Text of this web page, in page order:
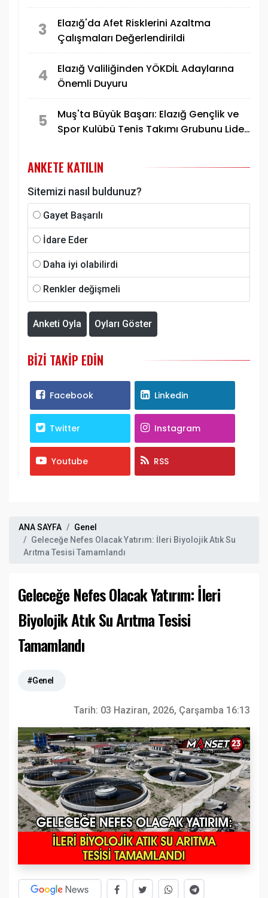
3
Elazığ'da Afet Risklerini Azaltma
Çalışmaları Değerlendirildi
4
Elazığ Valiliğinden YÖKDİL Adaylarına
Önemli Duyuru
5
Muş'ta Büyük Başarı: Elazığ Gençlik ve
Spor Kulübü Tenis Takımı Grubunu Lider
ANKETE KATILIN
Sitemizi nasıl buldunuz?
Gayet Başarılı
İdare Eder
Daha iyi olabilirdi
Renkler değişmeli
Anketi Oyla Oyları Göster
BIZI TAKIP EDIN
Facebook Linkedin
Twitter Instagram
Youtube RSS
ANA SAYFA
Genel
Geleceğe Nefes Olacak Yatırım: İleri Biyolojik Atık Su
Arıtma Tesisi Tamamlandı
Geleceğe Nefes Olacak Yatırım: İleri
Biyolojik Atık Su Arıtma Tesisi
Tamamlandı
#Genel
Tarih: 03 Haziran, 2026, Çarşamba 16:13